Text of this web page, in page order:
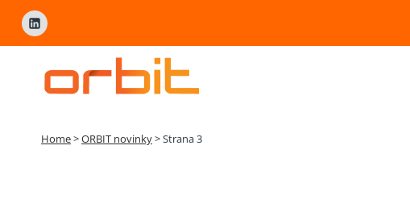
Přeskočit
obsah
Home>ORBIT novinky>Strana 3